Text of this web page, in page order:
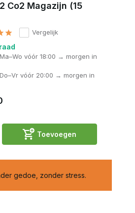
Co2 Magazijn (15
Vergelijk
vóór 18:00 → morgen in
vóór 20:00 → morgen in
Toevoegen
Shop met voordeel – Gratis